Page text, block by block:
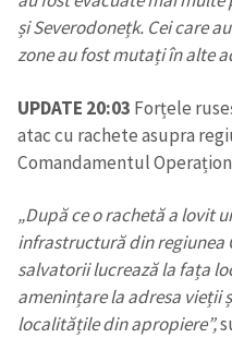
și Severodonețk. Cei care
zone au fost mutați în alte
UPDATE 20:03 Forțele
atac cu rachete asupra
Comandamentul
„După ce o rachetă a lovit
infrastructură din regiunea
salvatorii lucrează la fața
amenințare la adresa vieții
localitățile din apropiere”,